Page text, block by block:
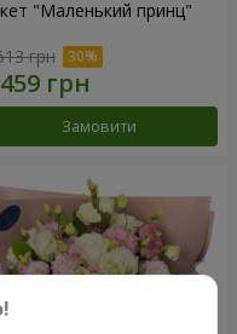
"Маленький принц"
грн
Замовити